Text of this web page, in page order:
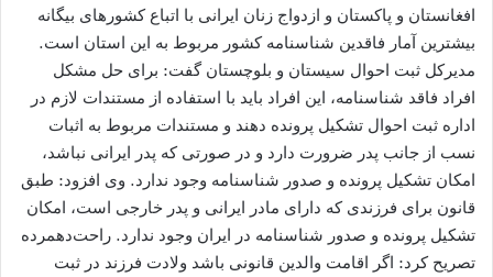
افغانستان و پاکستان و ازدواج زنان ایرانی با اتباع کشورهای بیگانه
بیشترین آمار فاقدین شناسنامه کشور مربوط به این استان است.
مدیرکل ثبت احوال سیستان و بلوچستان گفت: برای حل مشکل
افراد فاقد شناسنامه، این افراد باید با استفاده از مستندات لازم در
اداره ثبت احوال تشکیل پرونده دهند و مستندات مربوط به اثبات
نسب از جانب پدر ضرورت دارد و در صورتی که پدر ایرانی نباشد،
امکان تشکیل پرونده و صدور شناسنامه وجود ندارد. وی افزود: طبق
قانون برای فرزندی که دارای مادر ایرانی و پدر خارجی است، امکان
تشکیل پرونده و صدور شناسنامه در ایران وجود ندارد. راحت‌دهمرده
تصریح کرد: اگر اقامت والدین قانونی باشد ولادت فرزند در ثبت